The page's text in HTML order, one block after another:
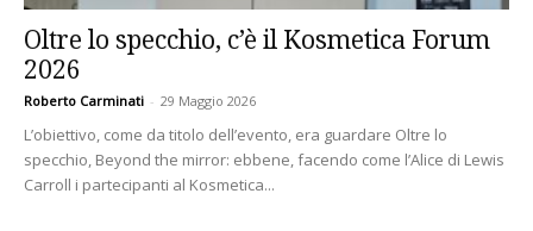
Oltre lo specchio, c’è il Kosmetica Forum
2026
Roberto Carminati - 29 Maggio 2026
L’obiettivo, come da titolo dell’evento, era guardare Oltre lo
specchio, Beyond the mirror: ebbene, facendo come l’Alice di Lewis
Carroll i partecipanti al Kosmetica...